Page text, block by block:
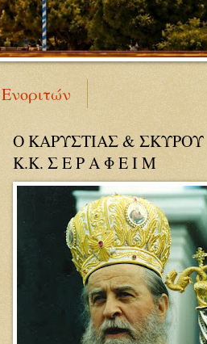
Ο ΚΑΡΥΣΤΙΑΣ & ΣΚΥΡΟΥ
Κ.Κ. Σ Ε Ρ Α Φ Ε Ι Μ